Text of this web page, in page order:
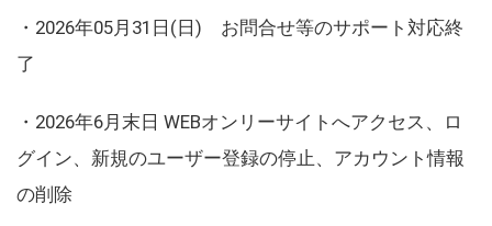
・2026年05月31日(日) お問合せ等のサポート対応終
了
・2026年6月末日 WEBオンリーサイトへアクセス、ロ
グイン、新規のユーザー登録の停止、アカウント情報
の削除